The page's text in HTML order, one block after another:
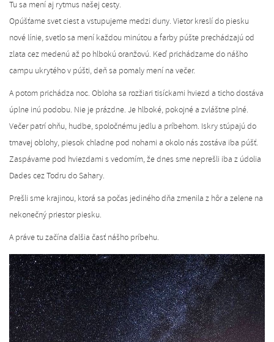
Tu sa mení aj rytmus našej cesty.
Opúšťame svet ciest a vstupujeme medzi duny. Vietor kreslí do piesku
nové línie, svetlo sa mení každou minútou a farby púšte prechádzajú od
zlata cez medenú až po hlbokú oranžovú. Keď prichádzame do nášho
campu ukrytého v púšti, deň sa pomaly mení na večer.
A potom prichádza noc. Obloha sa rozžiari tisíckami hviezd a ticho dostáva
úplne inú podobu. Nie je prázdne. Je hlboké, pokojné a zvláštne plné.
Večer patrí ohňu, hudbe, spoločnému jedlu a príbehom. Iskry stúpajú do
tmavej oblohy, piesok chladne pod nohami a okolo nás zostáva iba púšť.
Zaspávame pod hviezdami s vedomím, že dnes sme neprešli iba z údolia
Dades cez Todru do Sahary.
Prešli sme krajinou, ktorá sa počas jediného dňa zmenila z hôr a zelene na
nekonečný priestor piesku.
A práve tu začína ďalšia časť nášho príbehu.